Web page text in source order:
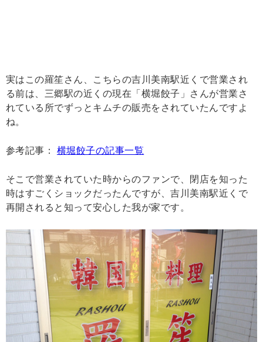
実はこの羅笙さん、こちらの吉川美南駅近くで営業され
る前は、三郷駅の近くの現在「横堀餃子」さんが営業さ
れている所でずっとキムチの販売をされていたんですよ
ね。
参考記事： 横堀餃子の記事一覧
そこで営業されていた時からのファンで、閉店を知った
時はすごくショックだったんですが、吉川美南駅近くで
再開されると知って安心した我が家です。